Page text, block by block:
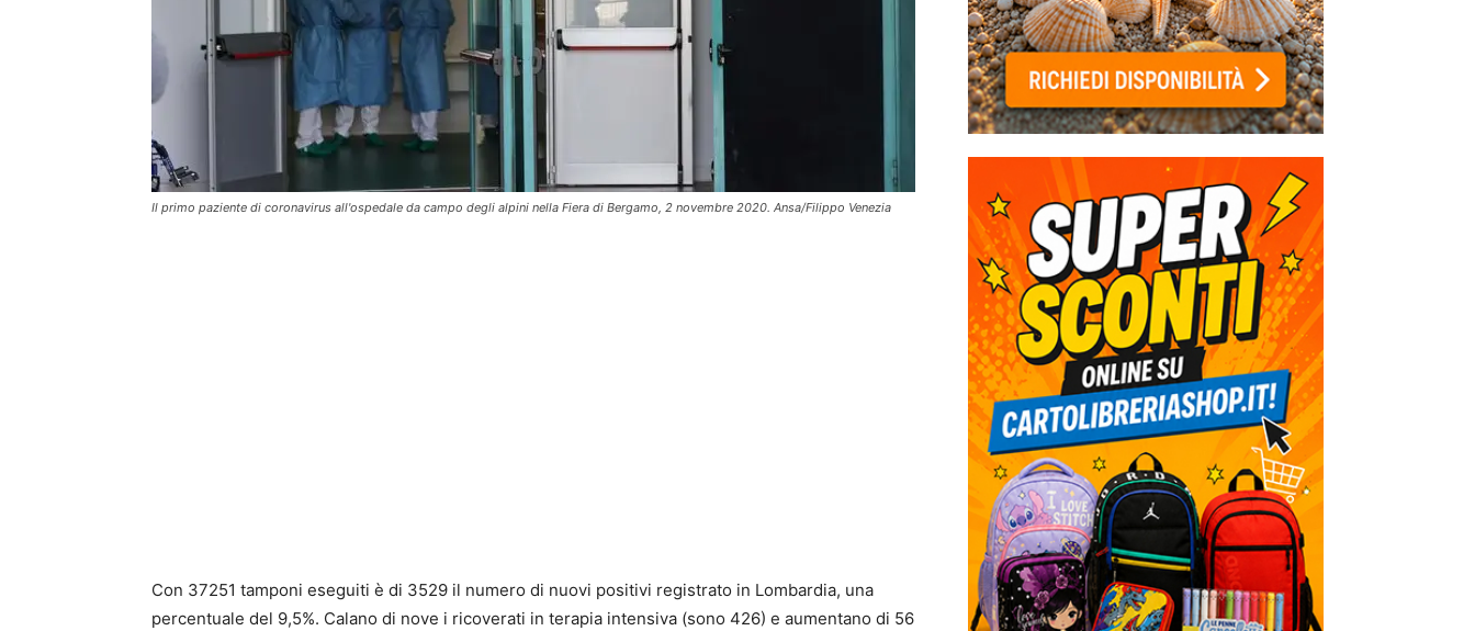
Il primo paziente di coronavirus all'ospedale da campo degli alpini nella Fiera di Bergamo, 2 novembre 2020. Ansa/Filippo Venezia
Con 37251 tamponi eseguiti è di 3529 il numero di nuovi positivi registrato in Lombardia, una
percentuale del 9,5%. Calano di nove i ricoverati in terapia intensiva (sono 426) e aumentano di 56